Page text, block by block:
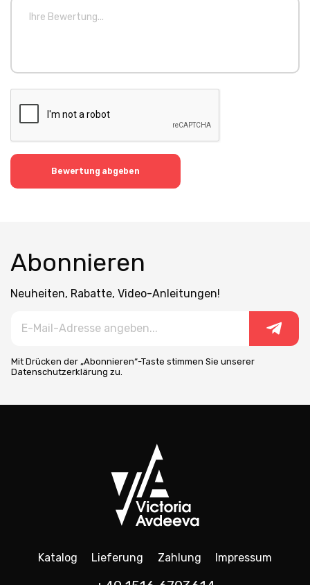
Bewertung abgeben
Abonnieren
Neuheiten, Rabatte, Video-Anleitungen!
Mit Drücken der „Abonnieren“-Taste stimmen Sie unserer
Datenschutzerklärung zu.
Katalog Lieferung Zahlung Impressum